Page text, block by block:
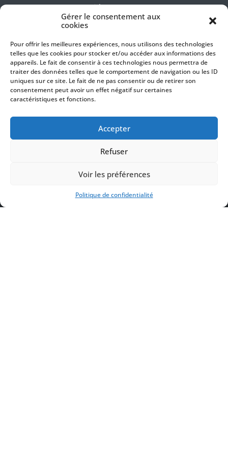
Gérer le consentement aux
cookies
Pour offrir les meilleures expériences, nous utilisons des technologies
telles que les cookies pour stocker et/ou accéder aux informations des
appareils. Le fait de consentir à ces technologies nous permettra de
traiter des données telles que le comportement de navigation ou les ID
uniques sur ce site. Le fait de ne pas consentir ou de retirer son
consentement peut avoir un effet négatif sur certaines
caractéristiques et fonctions.
Accepter
Refuser
Voir les préférences
Politique de confidentialité
Ne manquez aucune actualité
de Toulouse les Orgues
Veuillez laisser ce champ vide.
Votre nom complet
Votre e-mail
J'accepte que mes données soient utilisées pour recevoir la newsletter.En savoir plus